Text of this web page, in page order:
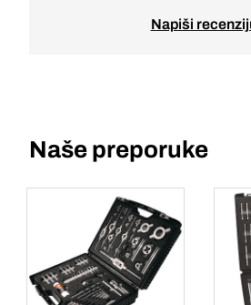
Napiši
Naše preporuke